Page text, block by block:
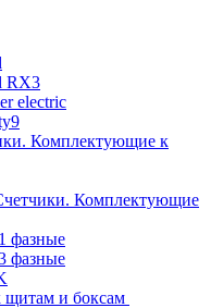
RX3
electric
Комплектующие к
Комплектующие
фазные
фазные
и боксам